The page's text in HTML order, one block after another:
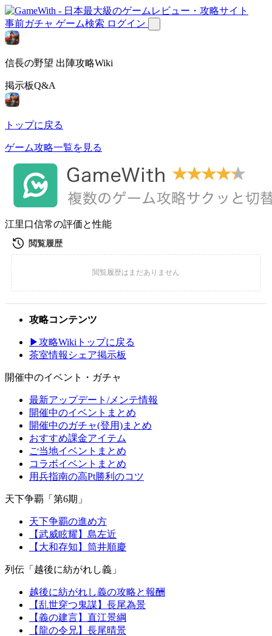
事前ガチャ ゲーム検索 ログイン
信長の野望 出陣攻略Wiki
掲示板Q&A
トップに戻る
ゲーム攻略一覧を見る
江里口信常の評価と性能
攻略コンテンツ
▶攻略Wikiトップに戻る
茶室情報シェア掲示板
開催中のイベント・ガチャ
最新アップデート/メンテ情報
開催中のイベントまとめ
開催中のガチャ(登用)まとめ
おすすめ課金アイテム
ご当地イベントまとめ
コラボイベントまとめ
用兵指南の高Pt勝利のコツ
天下争覇「第6期」
天下争覇の進め方
【武威眩耀】島左近
【大和存知】筒井順慶
列伝「越後に紡がれし義」
越後に紡がれし義の攻略と報酬
【乱世穿つ鬼謀】長尾為景
【義の建言】直江景綱
【龍の令兄】長尾晴景